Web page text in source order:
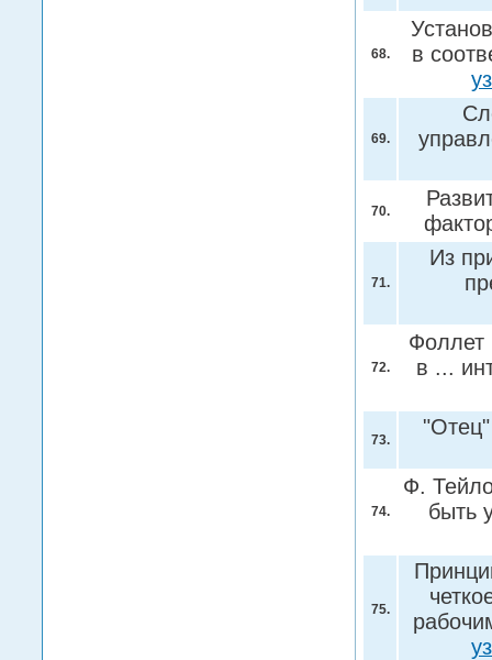
68.
в
69.
70.
71.
Из
72.
Фоллет
в ...
73.
74.
Ф.
быть
75.